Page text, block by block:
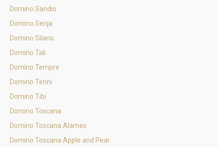
Domino Sandio
Domino Senja
Domino Silano
Domino Tali
Domino Tempre
Domino Terini
Domino Tibi
Domino Toscana
Domino Toscana Alames
Domino Toscana Apple and Pear